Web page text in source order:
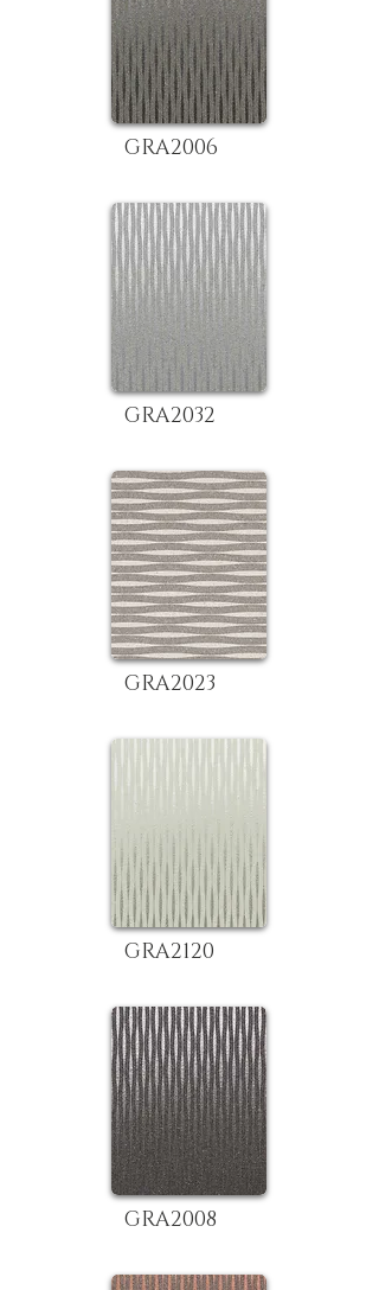
GRA2006
GRA2032
GRA2023
GRA2120
GRA2008